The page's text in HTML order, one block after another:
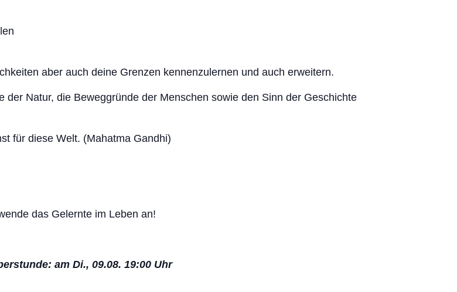
aber auch deine Grenzen kennenzulernen und auch erweitern.
der Natur, die Beweggründe der Menschen sowie den Sinn der Geschichte
für diese Welt. (Mahatma Gandhi)
das Gelernte im Leben an!
am Di., 09.08. 19:00 Uhr